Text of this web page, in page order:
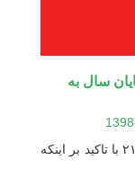
سال به
رضا اردکانیان در گفتگو با بخش خبری ساعت ۲۱ با تاکید بر اینکه